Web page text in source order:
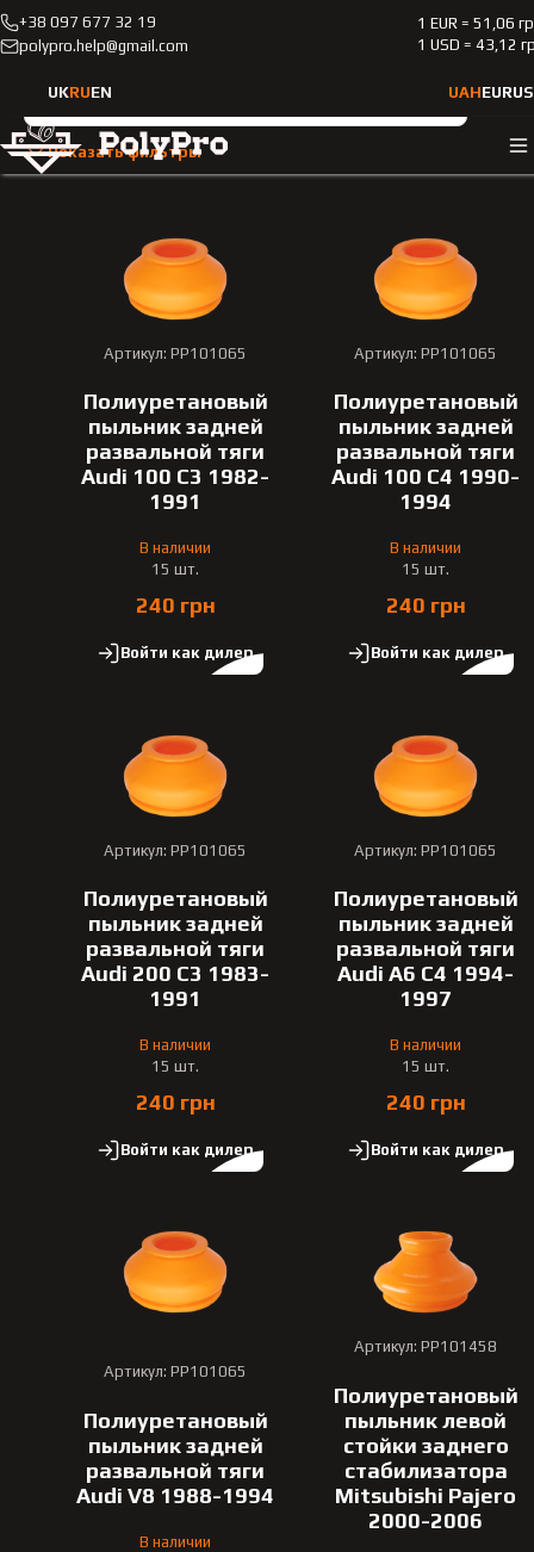
+38 097 677 32 19
polypro.help@gmail.com
1 EUR = 51,06
1 USD = 43,12
UKRUEN UAHEUR
Каталог Пыльник шаровой под пружинное кольцо
Пыльник шаровой под
Тип транспортного средства
Марка автомобиля
Выберите марку
Выберите модель
Год выпуска
Выберите год выпуска
Показать фильтры
Артикул: PP101065
Полиуретановый
пыльник задней
развальной тяги
Audi 100 С3 1982-
1991
В наличии
15 шт.
240 грн
Войти как дилер
Артикул: PP101065
Полиуретановый
пыльник задней
развальной тяги
Audi 100 С4 1990-
1994
В наличии
15 шт.
240 грн
Войти как дилер
Артикул: PP101065
Полиуретановый
пыльник задней
развальной тяги
Audi 200 С3 1983-
1991
В наличии
15 шт.
240 грн
Войти как дилер
Артикул: PP101065
Полиуретановый
пыльник задней
развальной тяги
Audi A6 C4 1994-
1997
В наличии
15 шт.
240 грн
Войти как дилер
Артикул: PP101065
Полиуретановый
пыльник задней
развальной тяги
Audi V8 1988-1994
В наличии
Артикул: PP101458
Полиуретановый
пыльник левой
стойки заднего
стабилизатора
Mitsubishi Pajero
2000-2006